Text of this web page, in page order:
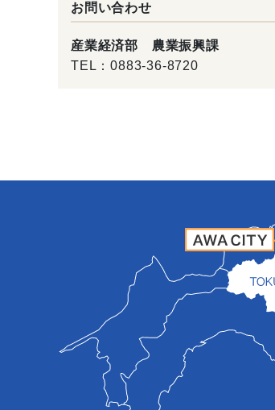
お問い合わせ
産業経済部 農業振興課
TEL：0883-36-8720